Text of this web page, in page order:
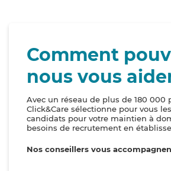
Comment
nous vous
Avec un réseau de plus de 180 000
Click&Care sélectionne pour vous
candidats pour votre maintien à
besoins de recrutement en
Nos conseillers vous